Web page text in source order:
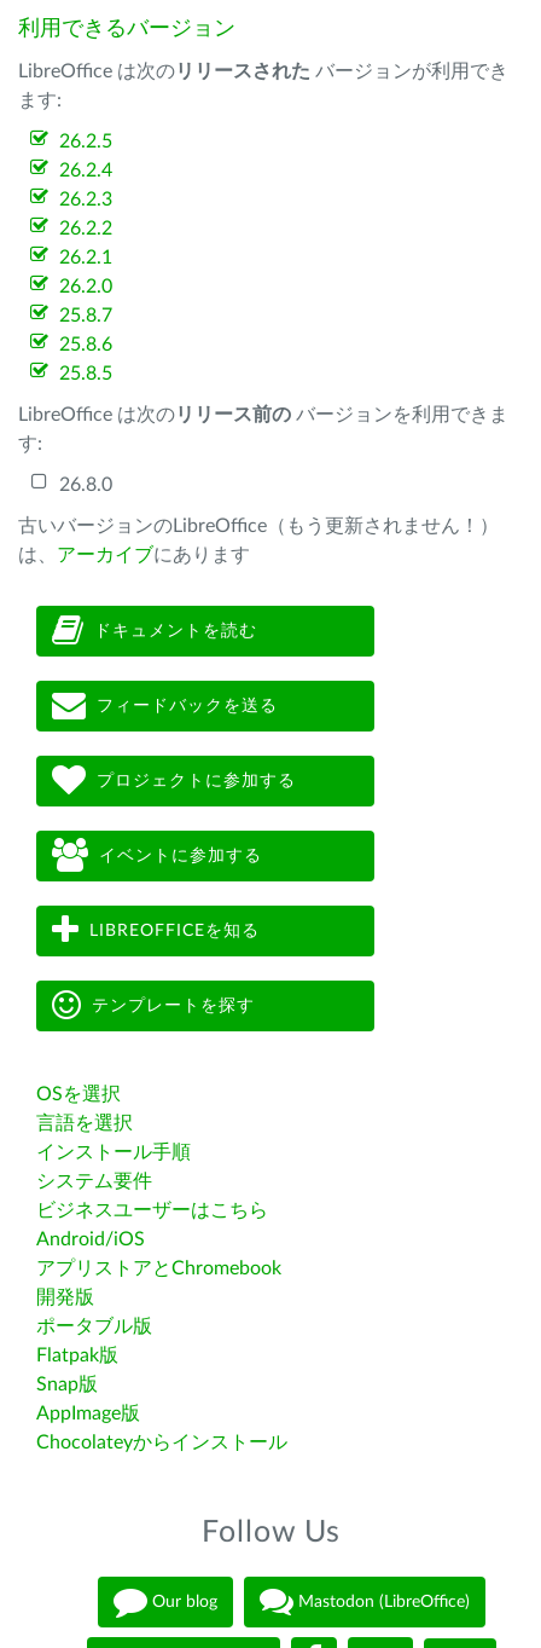
利用できるバージョン
LibreOffice は次のリリースされた バージョンが利用でき
ます:
26.2.5
26.2.4
26.2.3
26.2.2
26.2.1
26.2.0
25.8.7
25.8.6
25.8.5
LibreOffice は次のリリース前の バージョンを利用できま
す:
26.8.0
古いバージョンのLibreOffice（もう更新されません！）
は、 アーカイブにあります
ドキュメントを読む
フィードバックを送る
プロジェクトに参加する
イベントに参加する
LIBREOFFICEを知る
テンプレートを探す
OSを選択
言語を選択
インストール手順
システム要件
ビジネスユーザーはこちら
Android/iOS
アプリストアとChromebook
開発版
ポータブル版
Flatpak版
Snap版
AppImage版
Chocolateyからインストール
Follow Us
Our blog Mastodon (LibreOffice)